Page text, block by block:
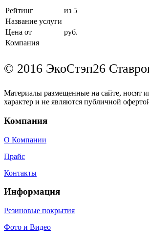
Рейтинг
из 5
Название услуги
Цена от
руб.
Компания
© 2016 ЭкоСтэп26
Материалы размещенные на сайте, носят
характер и не являются публичной
Компания
О Компании
Прайс
Контакты
Информация
Резиновые покрытия
Фото и Видео